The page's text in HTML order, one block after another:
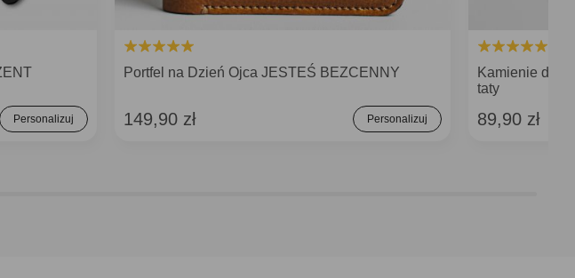
Personalizuj
Portfel na Dzień Ojca JESTEŚ BEZCENNY
149,90 zł Personalizuj
Kamienie do
taty
89,90 zł